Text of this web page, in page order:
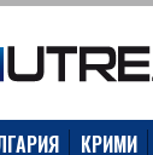
КРИМИ